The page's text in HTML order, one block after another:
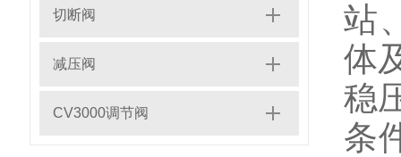
切断阀
减压阀
CV3000调节阀
站
体
稳
条